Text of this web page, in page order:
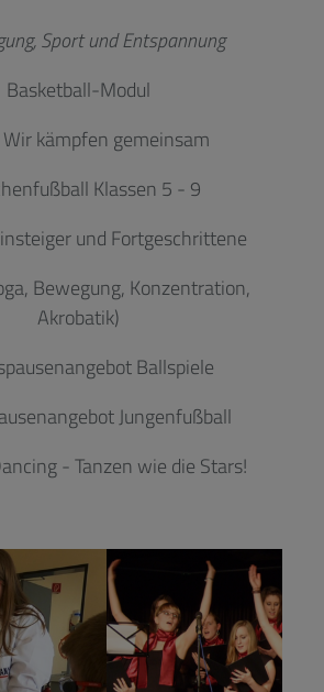
Sport und Entspannung
Basketball-Modul
Wir kämpfen gemeinsam
Klassen 5 - 9
und Fortgeschrittene
Bewegung, Konzentration,
Akrobatik)
Ballspiele
Jungenfußball
- Tanzen wie die Stars!